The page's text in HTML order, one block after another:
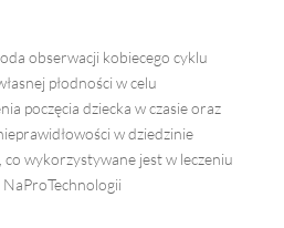
obserwacji kobiecego cyklu
płodności w celu
poczęcia dziecka w czasie oraz
w dziedzinie
wykorzystywane jest w leczeniu